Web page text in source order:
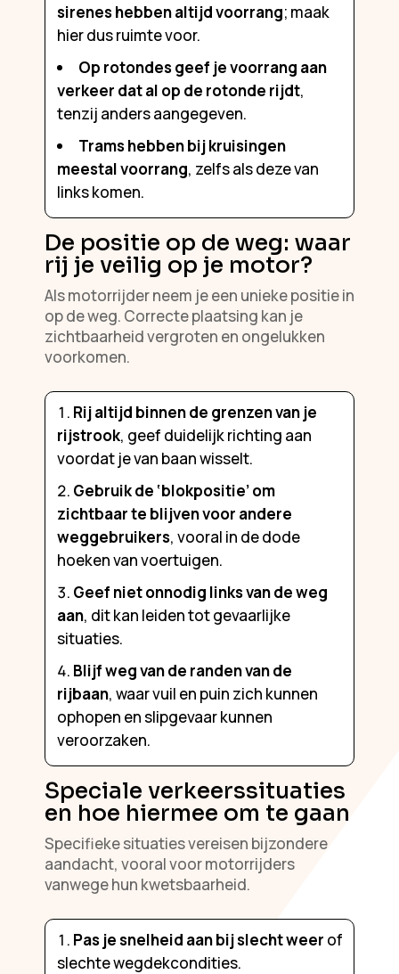
sirenes hebben altijd voorrang; maak
hier dus ruimte voor.
Op rotondes geef je voorrang aan
verkeer dat al op de rotonde rijdt,
tenzij anders aangegeven.
Trams hebben bij kruisingen
meestal voorrang, zelfs als deze van
links komen.
De positie op de weg: waar
rij je veilig op je motor?
Als motorrijder neem je een unieke positie in
op de weg. Correcte plaatsing kan je
zichtbaarheid vergroten en ongelukken
voorkomen.
Rij altijd binnen de grenzen van je
rijstrook, geef duidelijk richting aan
voordat je van baan wisselt.
Gebruik de ‘blokpositie’ om
zichtbaar te blijven voor andere
weggebruikers, vooral in de dode
hoeken van voertuigen.
Geef niet onnodig links van de weg
aan, dit kan leiden tot gevaarlijke
situaties.
Blijf weg van de randen van de
rijbaan, waar vuil en puin zich kunnen
ophopen en slipgevaar kunnen
veroorzaken.
Speciale verkeerssituaties
en hoe hiermee om te gaan
Specifieke situaties vereisen bijzondere
aandacht, vooral voor motorrijders
vanwege hun kwetsbaarheid.
Pas je snelheid aan bij slecht weer of
slechte wegdekcondities.